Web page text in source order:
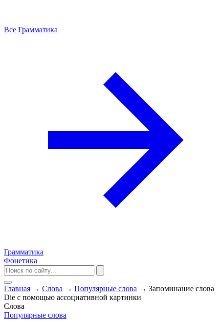
Все Грамматика
Грамматика
Фонетика
Главная → Слова → Популярные слова → Запоминание слова
Die с помощью ассоциативной картинки
Слова
Популярные слова